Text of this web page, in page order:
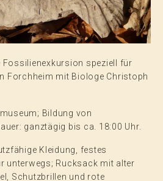
Fossilienexkursion speziell für
Forchheim mit Biologe Christoph
Bildung von
ganztägig bis ca. 18:00 Uhr.
Kleidung, festes
unterwegs; Rucksack mit alter
Schutzbrillen und rote